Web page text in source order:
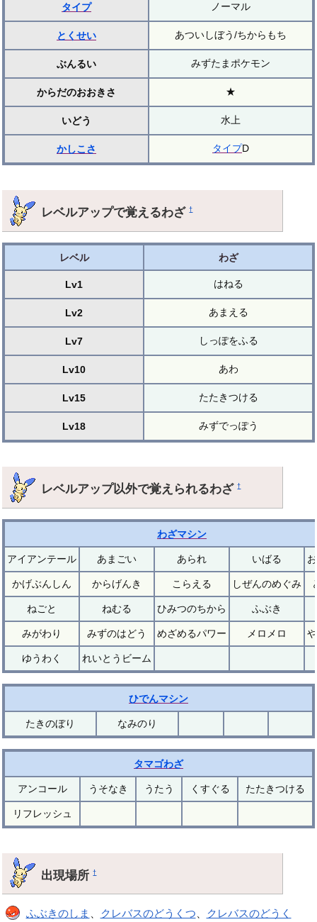
タイプ ノーマル
とくせい あついしぼう/ちからもち
ぶんるい みずたまポケモン
からだのおおきさ ★
いどう 水上
かしこさ タイプD
レベルアップで覚えるわざ†
レベル わざ
Lv1 はねる
Lv2 あまえる
Lv7 しっぽをふる
Lv10 あわ
Lv15 たたきつける
Lv18 みずでっぽう
レベルアップ以外で覚えられるわざ†
わざマシン
アイアンテール あまごい あられ いばる
かげぶんしん からげんき こらえる しぜんのめぐみ
ねごと ねむる ひみつのちから ふぶき
みがわり みずのはどう めざめるパワー メロメロ
ゆうわく れいとうビーム
ひでんマシン
たきのぼり なみのり
タマゴわざ
アンコール うそなき うたう くすぐる たたきつける
リフレッシュ
出現場所†
ふぶきのしま クレバスのどうくつ クレバスのどうく